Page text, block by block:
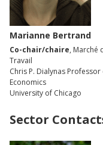
Marianne Bertrand
Co-chair/chaire, Marché
Travail
Chris P. Dialynas Professor
Economics
University of Chicago
Sector